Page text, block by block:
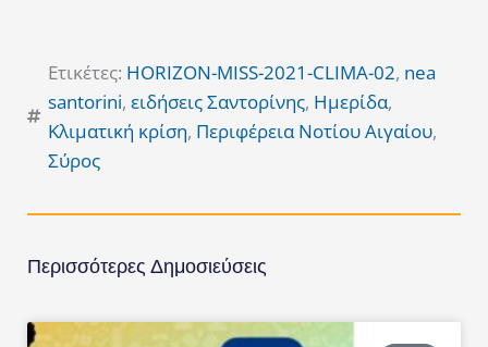
Ετικέτες: HORIZON-MISS-2021-CLIMA-02, nea
santorini, ειδήσεις Σαντορίνης, Ημερίδα,
Κλιματική κρίση, Περιφέρεια Νοτίου Αιγαίου,
Σύρος
Περισσότερες Δημοσιεύσεις